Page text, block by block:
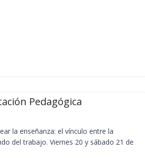
Pedagógica
la enseñanza: el vínculo entre la
del trabajo. Viernes 20 y sábado 21 de